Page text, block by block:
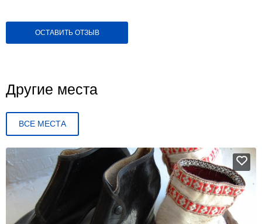
ОСТАВИТЬ ОТЗЫВ
Другие места
ВСЕ МЕСТА